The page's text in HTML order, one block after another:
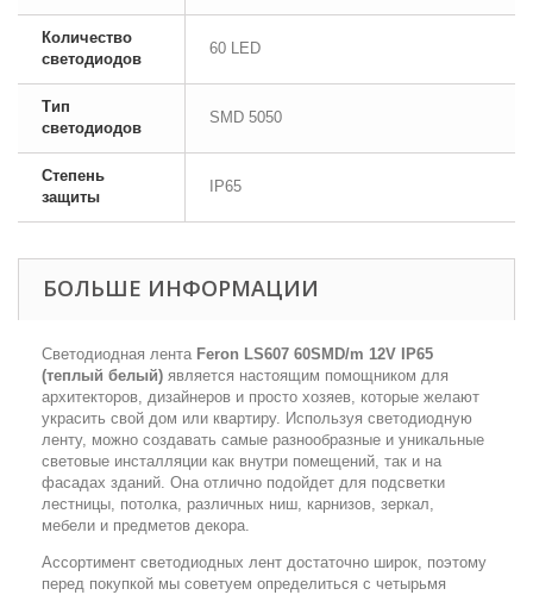
Количество
светодиодов
60 LED
Тип
светодиодов
SMD 5050
Степень
защиты
IP65
БОЛЬШЕ ИНФОРМАЦИИ
Светодиодная лента Feron LS607 60SMD/m 12V IP65
(теплый белый) является настоящим помощником для
архитекторов, дизайнеров и просто хозяев, которые желают
украсить свой дом или квартиру. Используя светодиодную
ленту, можно создавать самые разнообразные и уникальные
световые инсталляции как внутри помещений, так и на
фасадах зданий. Она отлично подойдет для подсветки
лестницы, потолка, различных ниш, карнизов, зеркал,
мебели и предметов декора.
Ассортимент светодиодных лент достаточно широк, поэтому
перед покупкой мы советуем определиться с четырьмя